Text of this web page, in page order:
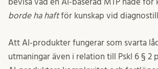
bevisa vad en AI-baserad MTP hade för
borde ha haftför kunskap vid
Att AI-produkter fungerar som svarta
utmaningar även i relation till Pskl 6 § 2